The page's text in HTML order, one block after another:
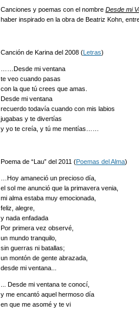
Canciones y poemas con el nombre Desde mi
haber inspirado en la obra de Beatriz Kohn,
Canción de Karina del 2008 (Letras)
……Desde mi ventana
te veo cuando pasas
con la que tú crees que amas.
Desde mi ventana
recuerdo todavía cuando con mis labios
jugabas y te divertías
y yo te creía, y tú me mentías……
Poema de “Lau” del 2011 (Poemas del Alma)
…Hoy amaneció un precioso día,
el sol me anunció que la primavera venia,
mi alma estaba muy emocionada,
feliz, alegre,
y nada enfadada
Por primera vez observé,
un mundo tranquilo,
sin guerras ni batallas;
un montón de gente abrazada,
desde mi ventana...
... Desde mi ventana te conocí,
y me encantó aquel hermoso día
en que me asomé y te vi